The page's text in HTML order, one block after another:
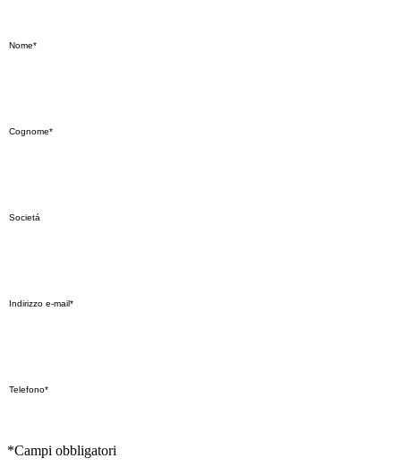
*Campi obbligatori